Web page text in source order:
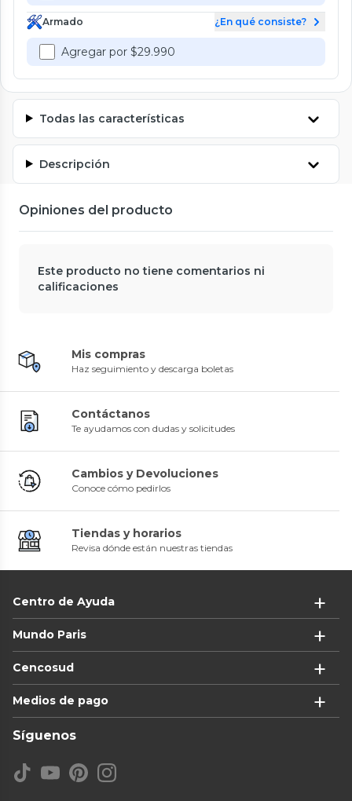
Armado ¿En qué consiste?
Agregar por $29.990
Todas las características
Descripción
Opiniones del producto
Este producto no tiene comentarios ni
calificaciones
Mis compras
Haz seguimiento y descarga boletas
Contáctanos
Te ayudamos con dudas y solicitudes
Cambios y Devoluciones
Conoce cómo pedirlos
Tiendas y horarios
Revisa dónde están nuestras tiendas
Centro de Ayuda
Mundo Paris
Cencosud
Medios de pago
Síguenos